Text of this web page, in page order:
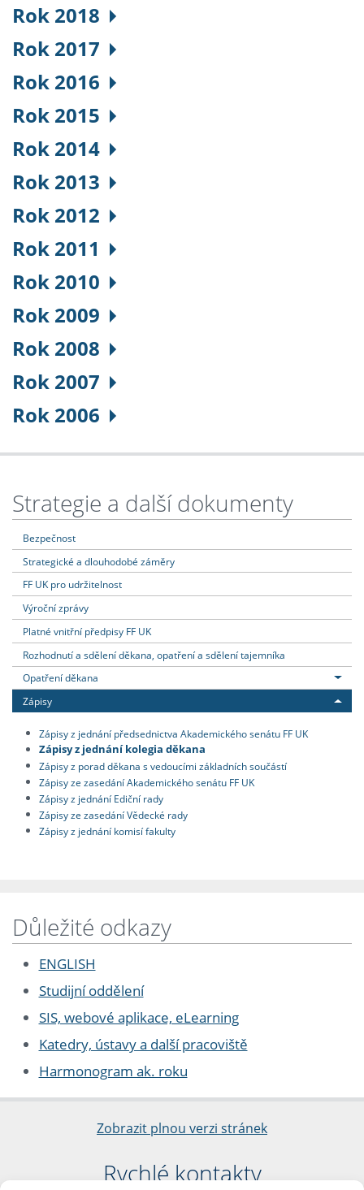
Rok 2018
Rok 2017
Rok 2016
Rok 2015
Rok 2014
Rok 2013
Rok 2012
Rok 2011
Rok 2010
Rok 2009
Rok 2008
Rok 2007
Rok 2006
Strategie a další dokumenty
Bezpečnost
Strategické a dlouhodobé záměry
FF UK pro udržitelnost
Výroční zprávy
Platné vnitřní předpisy FF UK
Rozhodnutí a sdělení děkana, opatření a sdělení tajemníka
Opatření děkana
Zápisy
Zápisy z jednání předsednictva Akademického senátu FF UK
Zápisy z jednání kolegia děkana
Zápisy z porad děkana s vedoucími základních součástí
Zápisy ze zasedání Akademického senátu FF UK
Zápisy z jednání Ediční rady
Zápisy ze zasedání Vědecké rady
Zápisy z jednání komisí fakulty
Důležité odkazy
ENGLISH
Studijní oddělení
SIS, webové aplikace, eLearning
Katedry, ústavy a další pracoviště
Harmonogram ak. roku
Zobrazit plnou verzi stránek
Rychlé kontakty